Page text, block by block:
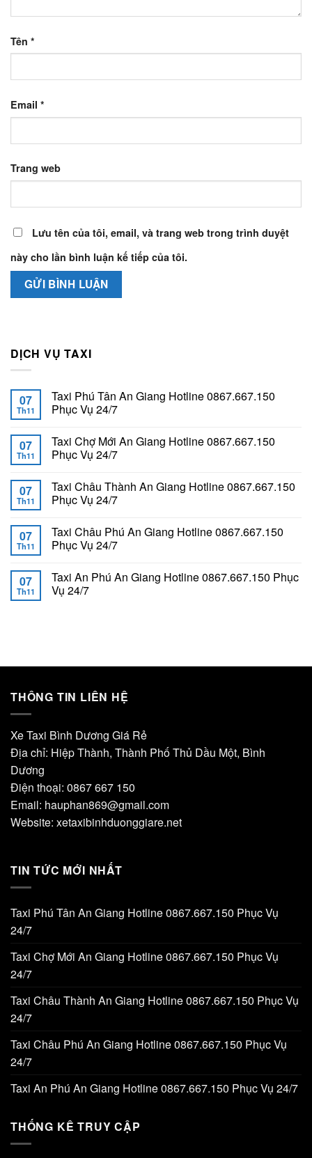
Tên *
Email *
Trang web
Lưu tên của tôi, email, và trang web trong trình duyệt
này cho lần bình luận kế tiếp của tôi.
DỊCH VỤ TAXI
07
Th11
Taxi Phú Tân An Giang Hotline 0867.667.150
Phục Vụ 24/7
07
Th11
Taxi Chợ Mới An Giang Hotline 0867.667.150
Phục Vụ 24/7
07
Th11
Taxi Châu Thành An Giang Hotline 0867.667.150
Phục Vụ 24/7
07
Th11
Taxi Châu Phú An Giang Hotline 0867.667.150
Phục Vụ 24/7
07
Th11
Taxi An Phú An Giang Hotline 0867.667.150 Phục
Vụ 24/7
THÔNG TIN LIÊN HỆ
Xe Taxi Bình Dương Giá Rẻ
Địa chỉ: Hiệp Thành, Thành Phố Thủ Dầu Một, Bình
Dương
Điện thoại: 0867 667 150
Email: hauphan869@gmail.com
Website: xetaxibinhduonggiare.net
TIN TỨC MỚI NHẤT
Taxi Phú Tân An Giang Hotline 0867.667.150 Phục Vụ
24/7
Taxi Chợ Mới An Giang Hotline 0867.667.150 Phục Vụ
24/7
Taxi Châu Thành An Giang Hotline 0867.667.150 Phục Vụ
24/7
Taxi Châu Phú An Giang Hotline 0867.667.150 Phục Vụ
24/7
Taxi An Phú An Giang Hotline 0867.667.150 Phục Vụ 24/7
THỐNG KÊ TRUY CẬP